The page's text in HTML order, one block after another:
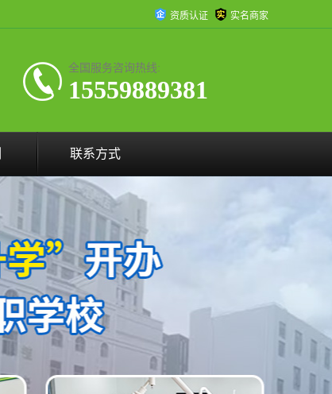
资质认证 实名商家
全国服务咨询热线:
15559889381
联系方式